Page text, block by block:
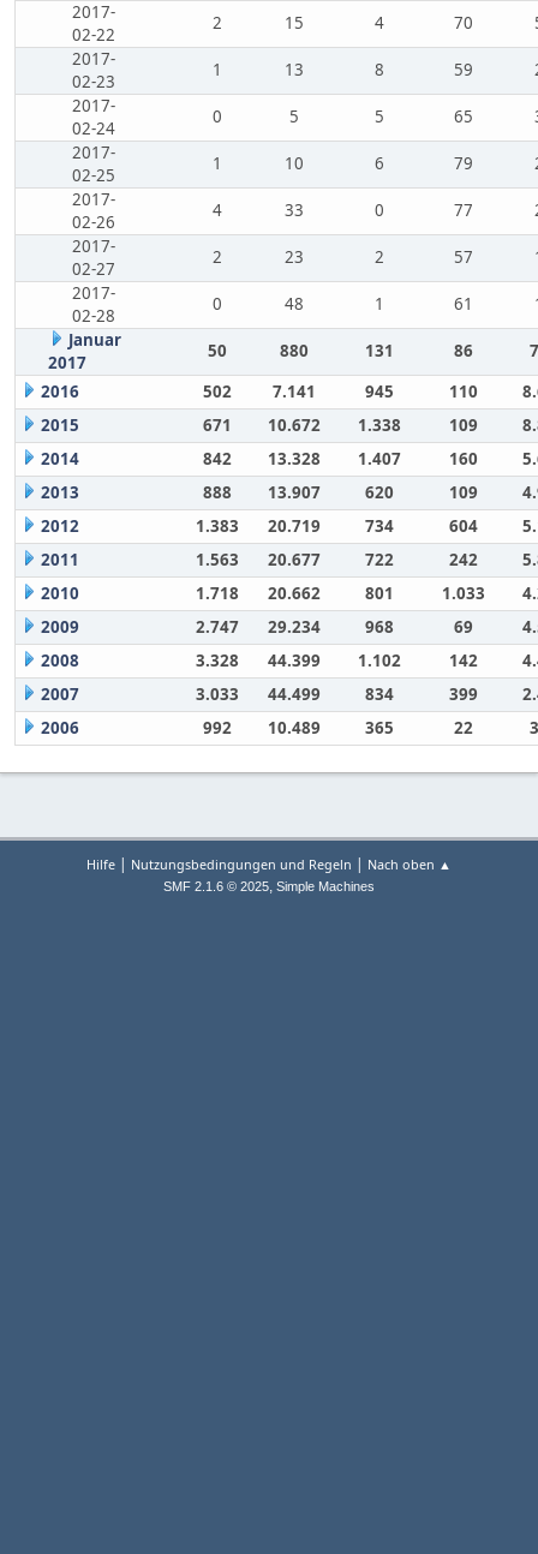
2017-
02-22
2 15 4 70
2017-
02-23
1 13 8 59
2017-
02-24
0 5 5 65
2017-
02-25
1 10 6 79
2017-
02-26
4 33 0 77
2017-
02-27
2 23 2 57
2017-
02-28
0 48 1 61
Januar
2017
50 880 131 86
2016
502 7.141 945 110
2015
671 10.672 1.338 109
2014
842 13.328 1.407 160
2013
888 13.907 620 109
2012
1.383 20.719 734 604
2011
1.563 20.677 722 242
2010
1.718 20.662 801 1.033
2009
2.747 29.234 968 69
2008
3.328 44.399 1.102 142
2007
3.033 44.499 834 399
2006
992 10.489 365 22
Hilfe | Nutzungsbedingungen und Regeln | Nach oben ▲
SMF 2.1.6 © 2025, Simple Machines